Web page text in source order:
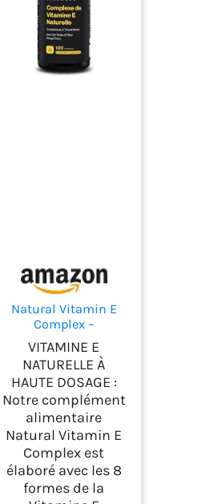
Natural Vitamin E
Complex –
Tocophérols et
Tocotriénols –
Puissant
Antioxydant, Protège
les Cellules du Stress
Oxydatif – avec Huile
d’Olive Vierge Extra
Espagnole – 120
Gélules – Zenement
VITAMINE E
NATURELLE À
HAUTE DOSAGE :
Notre complément
alimentaire
Natural Vitamin E
Complex est
élaboré avec les 8
formes de la